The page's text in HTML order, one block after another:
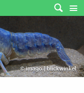
©imago | blickwinkel